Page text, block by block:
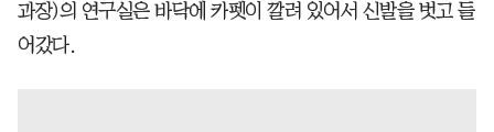
과장)의 연구실은 바닥에 카펫이 깔려 있어서 신발을 벗고 들
어갔다.